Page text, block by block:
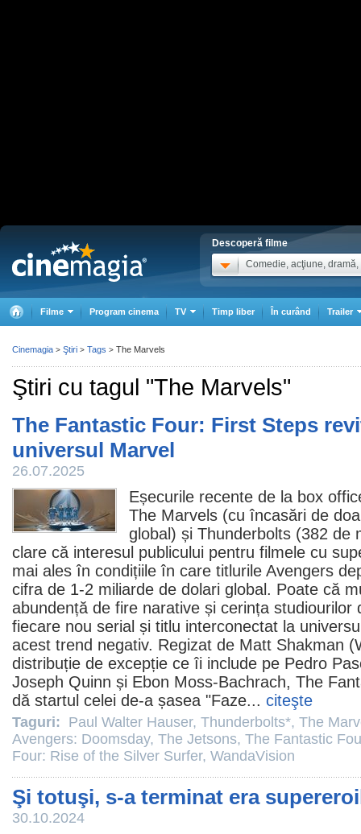
Descoperă filme
Comedie, acţiune, dramă,
Filme Program cinema TV Timp liber În curând Trailer
Ştiri cu tagul "The Marvels"
The Fantastic Four: First Steps
universul Marvel
26.07.2025
Eșecurile recente de la box
The Marvels (cu încasări de
global) și Thunderbolts (382 de
clare că interesul publicului pentru filmele cu
mai ales în condițiile în care titlurile Avengers
cifra de 1-2 miliarde de dolari global. Poate că
abundență de fire narative și cerința studiourilor
fiecare nou serial și titlu interconectat la
acest trend negativ. Regizat de Matt Shakman (
distribuție de excepție ce îi include pe Pedro
Joseph Quinn și Ebon Moss-Bachrach, The
dă startul celei de-a șasea "Faze... citeşte
Taguri: Paul Walter Hauser, Thunderbolts*, The
Avengers: Doomsday, The Jetsons, The Fantastic
Four: Rise of the Silver Surfer, WandaVision
Şi totuşi, s-a terminat era
30.10.2024
Cinemagia > Ştiri > Tags > The Marvels